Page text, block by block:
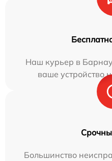
Наш курьер в
ваше устройство
Большинство